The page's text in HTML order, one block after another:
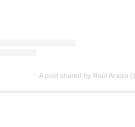
A post shared by Raúl Araiza